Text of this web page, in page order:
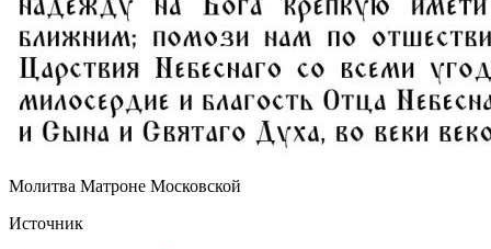
Молитва Матроне Московской
Источник